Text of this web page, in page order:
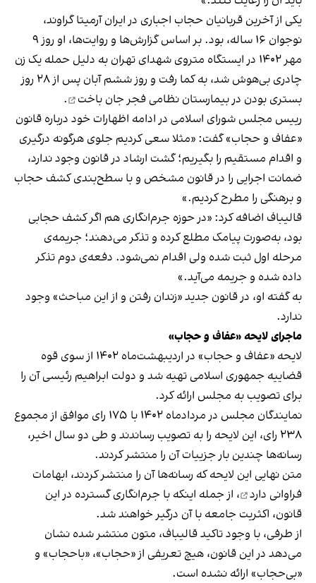
یکی از آخرین قربانیان حجاب اجباری در ایران آرمیتا گراوند،
نوجوان ۱۶ ساله، بود. بر اساس گزارش‌ها و روایت‌ها، او روز ۹
مهر ۱۴۰۲ در ایستگاه متروی شهدای تهران به دلیل حمله یک زن
چادری بی‌هوش شد، به کما رفت و روز ششم آبان پس از ۲۸ روز
بستری بودن در بیمارستان نظامی فجرجان باخت
.
رییس مجلس شورای اسلامی در ادامه اظهارات خود درباره قانون
«عفاف و حجاب» گفت: «مثلا سعی کردیم جلوی هرگونه درگیری
و اقدام مستقیم را بگیریم؛ گشت ارشاد در قانون وجود ندارد،
ضمانت اجرایی را در قانون مشخص و با سطح‌بندی کشف حجاب
و برهنگی را مطرح کردیم.»
قالیباف اضافه کرد: «در حوزه جرم‌انگاری هم اگر کشف حجابی
بود، به‌صورت پیامک مطلع کرده و تذکر می‌دهند؛ جریمه‌ی
مرحله اول ثبت شده ولی اقدام نمی‌شود. دفعه‌ی دوم تذکر
داده شده و جریمه می‌آید.»
به گفته او، در قانون جدید «زندان رفتن و از این مباحث» وجود
ندارد.
ماجرای لایحه «عفاف و حجاب»
لایحه «عفاف و حجاب» در اردیبهشت‌ماه ۱۴۰۲ از سوی قوه
قضاییه جمهوری اسلامی تهیه شد و دولت ابراهیم رئیسی آن را
برای تصویب به مجلس ارائه کرد.
نمایندگان مجلس در مردادماه ۱۴۰۲ با ۱۷۵ رای موافق از مجموع
۲۳۸ رای، این لایحه را به تصویب رساندند و طی دو سال اخیر،
رسانه‌ها چندین بار جزییات آن را منتشر کردند.
متن نهایی این لایحه که رسانه‌ها آن را منتشر کردند، ابهامات
فراوانی دارد
، از جمله اینکه با جرم‌انگاری گسترده در این
قانون، اکثریت جامعه با آن درگیر خواهند شد.
از طرفی، با وجود تاکید قالیباف، متون منتشر شده نشان
می‌دهد در این قانون، هیچ تعریفی از «حجاب»، «باحجاب» و
«بی‌حجاب» ارائه نشده است.